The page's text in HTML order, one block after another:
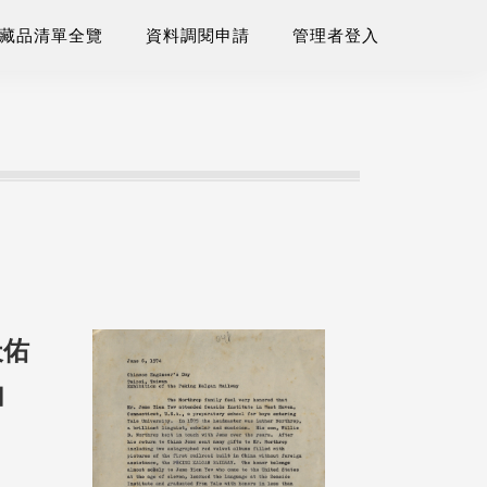
品清單全覽 資料調閱申請 管理者登入